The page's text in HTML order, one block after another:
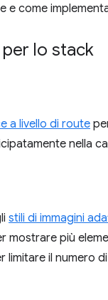
e come
lo stack
a livello di route
nella
stili di immagini
mostrare più
limitare il numero